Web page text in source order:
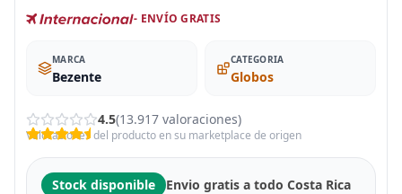
- ENVÍO GRATIS
MARCA
Bezente
CATEGORIA
Globos
4.5(13.917 valoraciones)
Valoraciones del producto en su marketplace de origen
Stock disponible Envio gratis a todo Costa Rica